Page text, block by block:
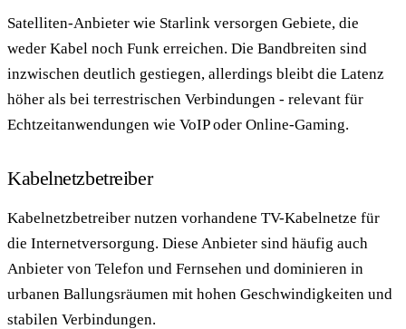
Satelliten-Anbieter wie Starlink versorgen Gebiete, die
weder Kabel noch Funk erreichen. Die Bandbreiten sind
inzwischen deutlich gestiegen, allerdings bleibt die Latenz
höher als bei terrestrischen Verbindungen - relevant für
Echtzeitanwendungen wie VoIP oder Online-Gaming.
Kabelnetzbetreiber
Kabelnetzbetreiber nutzen vorhandene TV-Kabelnetze für
die Internetversorgung. Diese Anbieter sind häufig auch
Anbieter von Telefon und Fernsehen und dominieren in
urbanen Ballungsräumen mit hohen Geschwindigkeiten und
stabilen Verbindungen.